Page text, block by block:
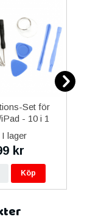
Set för
- 10 i 1
I lager
kr
Köp